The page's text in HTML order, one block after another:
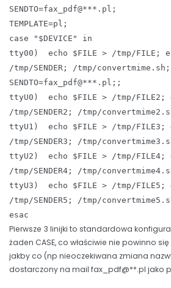
SENDTO=fax_pdf@***.pl;
TEMPLATE=pl;
case "$DEVICE" in
tty00) echo $FILE > /tmp/FILE;
/tmp/SENDER; /tmp/
SENDTO=fax_pdf@***.pl;;
ttyU0) echo $FILE > /tmp/FILE2;
/tmp/SENDER2; /tmp/
ttyU1) echo $FILE > /tmp/FILE3;
/tmp/SENDER3; /tmp/
ttyU2) echo $FILE > /tmp/FILE4;
/tmp/SENDER4; /tmp/
ttyU3) echo $FILE > /tmp/FILE5;
/tmp/SENDER5; /tmp/
esac
Pierwsze 3 linijki to standardowa
żaden CASE, co właściwie nie powinno
jakby co (np nieoczekiwana zmiana
dostarczony na mail fax_pdf@**.pl jako